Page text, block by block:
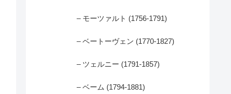
– モーツァルト (1756-1791)
– ベートーヴェン (1770-1827)
– ツェルニー (1791-1857)
– ベーム (1794-1881)